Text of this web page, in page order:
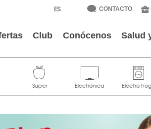
CONTACTO
Club Conócenos Salud